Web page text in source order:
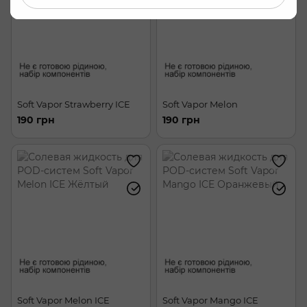
Soft Vapor Strawberry ICE
190 грн
Soft Vapor Melon
190 грн
Soft Vapor Melon ICE Soft Vapor Mango ICE